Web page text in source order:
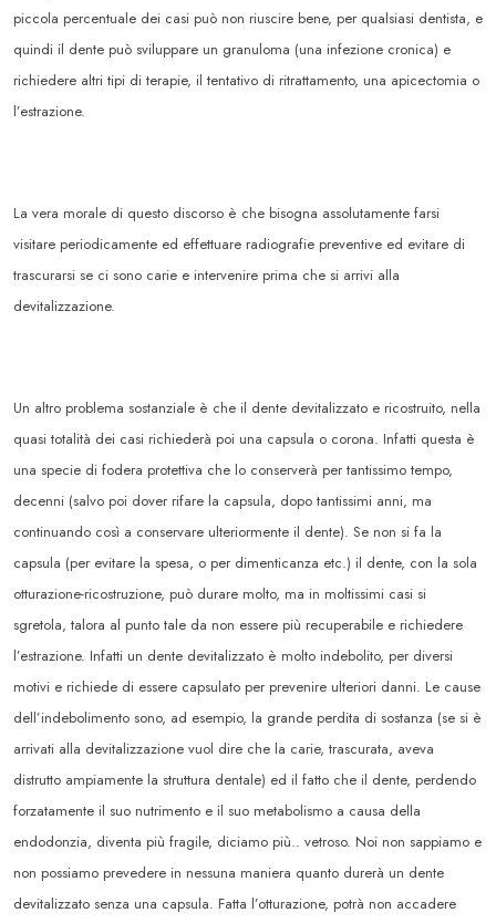
piccola percentuale dei casi può non riuscire bene, per qualsiasi dentista, e
quindi il dente può sviluppare un granuloma (una infezione cronica) e
richiedere altri tipi di terapie, il tentativo di ritrattamento, una apicectomia o
l’estrazione.
La vera morale di questo discorso è che bisogna assolutamente farsi
visitare periodicamente ed effettuare radiografie preventive ed evitare di
trascurarsi se ci sono carie e intervenire prima che si arrivi alla
devitalizzazione.
Un altro problema sostanziale è che il dente devitalizzato e ricostruito, nella
quasi totalità dei casi richiederà poi una capsula o corona. Infatti questa è
una specie di fodera protettiva che lo conserverà per tantissimo tempo,
decenni (salvo poi dover rifare la capsula, dopo tantissimi anni, ma
continuando così a conservare ulteriormente il dente). Se non si fa la
capsula (per evitare la spesa, o per dimenticanza etc.) il dente, con la sola
otturazione-ricostruzione, può durare molto, ma in moltissimi casi si
sgretola, talora al punto tale da non essere più recuperabile e richiedere
l’estrazione. Infatti un dente devitalizzato è molto indebolito, per diversi
motivi e richiede di essere capsulato per prevenire ulteriori danni. Le cause
dell’indebolimento sono, ad esempio, la grande perdita di sostanza (se si è
arrivati alla devitalizzazione vuol dire che la carie, trascurata, aveva
distrutto ampiamente la struttura dentale) ed il fatto che il dente, perdendo
forzatamente il suo nutrimento e il suo metabolismo a causa della
endodonzia, diventa più fragile, diciamo più.. vetroso. Noi non sappiamo e
non possiamo prevedere in nessuna maniera quanto durerà un dente
devitalizzato senza una capsula. Fatta l’otturazione, potrà non accadere